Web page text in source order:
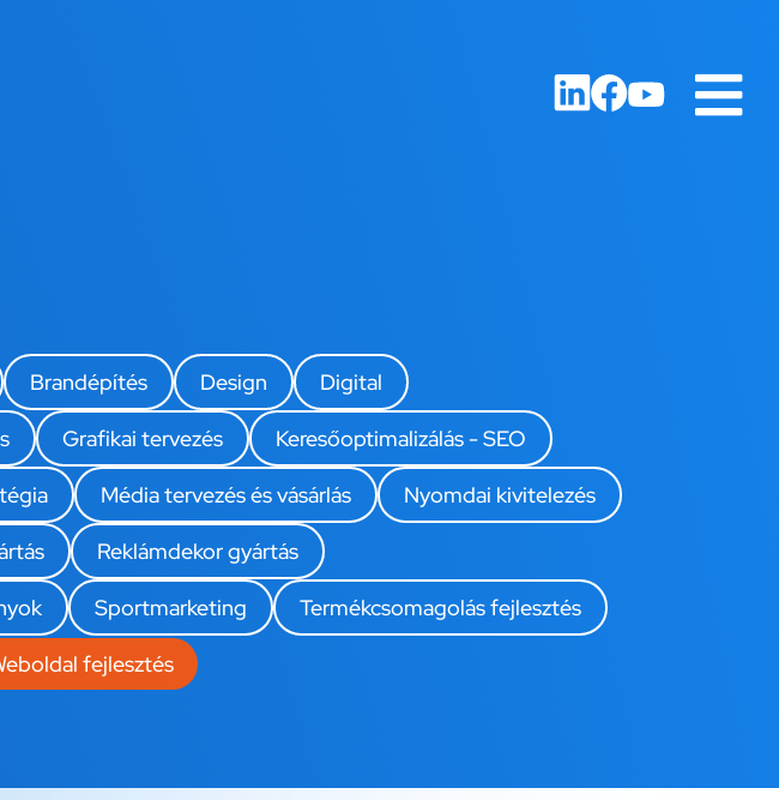
Brandépítés Design Digital
Grafikai tervezés Keresőoptimalizálás - SEO
Média tervezés és vásárlás Nyomdai kivitelezés
Reklámdekor gyártás
Sportmarketing Termékcsomagolás fejlesztés
fejlesztés